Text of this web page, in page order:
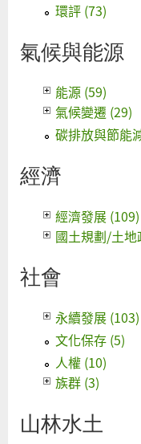
環評 (73)
氣候與能源
能源 (59)
氣候變遷 (29)
碳排放與節能
經濟
經濟發展 (109)
國土規劃/土地
社會
永續發展 (103)
文化保存 (5)
人權 (10)
族群 (3)
山林水土